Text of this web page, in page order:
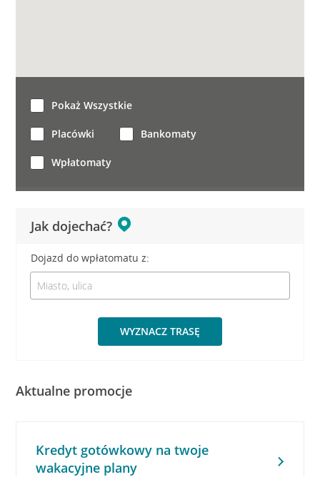
Jak dojechać?
Dojazd do wpłatomatu z:
WYZNACZ TRASĘ
Pokaż Wszystkie
Placówki Bankomaty
Wpłatomaty
Aktualne promocje
Kredyt gotówkowy na twoje
wakacyjne plany